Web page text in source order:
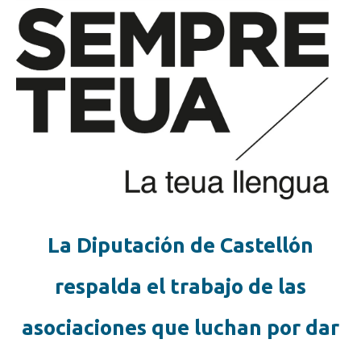
La Diputación de Castellón
respalda el trabajo de las
asociaciones que luchan por dar